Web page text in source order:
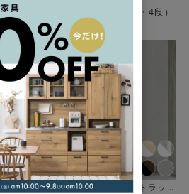
AILEデスクワゴン（3段・4段）
ラ
Umbraフラッパー コートラッ